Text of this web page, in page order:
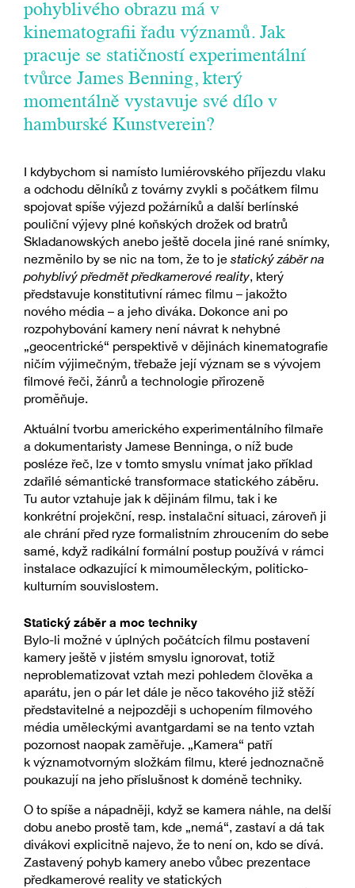
pohyblivého obrazu má v
kinematografii řadu významů. Jak
pracuje se statičností experimentální
tvůrce James Benning, který
momentálně vystavuje své dílo v
hamburské Kunstverein?
I kdybychom si namísto lumiérovského příjezdu vlaku
a odchodu dělníků z továrny zvykli s počátkem filmu
spojovat spíše výjezd požárníků a další berlínské
pouliční výjevy plné koňských drožek od bratrů
Skladanowských anebo ještě docela jiné rané snímky,
nezměnilo by se nic na tom, že to je statický záběr na
pohyblivý předmět předkamerové reality, který
představuje konstitutivní rámec filmu – jakožto
nového média – a jeho diváka. Dokonce ani po
rozpohybování kamery není návrat k nehybné
„geocentrické“ perspektivě v dějinách kinematografie
ničím výjimečným, třebaže její význam se s vývojem
filmové řeči, žánrů a technologie přirozeně
proměňuje.
Aktuální tvorbu amerického experimentálního filmaře
a dokumentaristy Jamese Benninga, o níž bude
posléze řeč, lze v tomto smyslu vnímat jako příklad
zdařilé sémantické transformace statického záběru.
Tu autor vztahuje jak k dějinám filmu, tak i ke
konkrétní projekční, resp. instalační situaci, zároveň ji
ale chrání před ryze formalistním zhroucením do sebe
samé, když radikální formální postup používá v rámci
instalace odkazující k mimouměleckým, politicko-
kulturním souvislostem.
Statický záběr a moc techniky
Bylo-li možné v úplných počátcích filmu postavení
kamery ještě v jistém smyslu ignorovat, totiž
neproblematizovat vztah mezi pohledem člověka a
aparátu, jen o pár let dále je něco takového již stěží
představitelné a nejpozději s uchopením filmového
média uměleckými avantgardami se na tento vztah
pozornost naopak zaměřuje. „Kamera“ patří
k významotvorným složkám filmu, které jednoznačně
poukazují na jeho příslušnost k doméně techniky.
O to spíše a nápadněji, když se kamera náhle, na delší
dobu anebo prostě tam, kde „nemá“, zastaví a dá tak
divákovi explicitně najevo, že to není on, kdo se dívá.
Zastavený pohyb kamery anebo vůbec prezentace
předkamerové reality ve statických